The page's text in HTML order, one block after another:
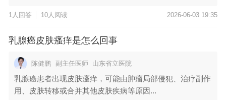
1人回答 10人阅读 2026-06-03 19:35
乳腺癌皮肤瘙痒是怎么回事
陈健鹏 副主任医师 山东省立医院
乳腺癌患者出现皮肤瘙痒，可能由肿瘤局部侵犯、治疗副作
用、皮肤转移或合并其他皮肤疾病等原因...